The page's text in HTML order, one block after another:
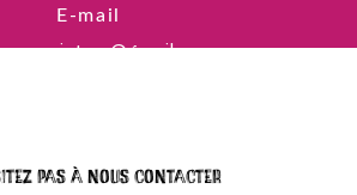
E-mail
pas à nous contacter